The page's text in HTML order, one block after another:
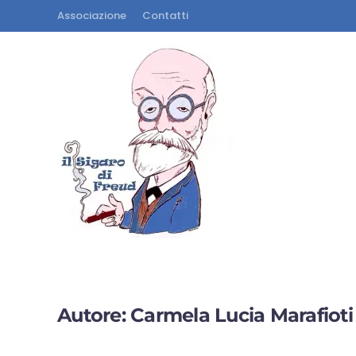
Associazione Contatti
Autore: Carmela Lucia Marafioti